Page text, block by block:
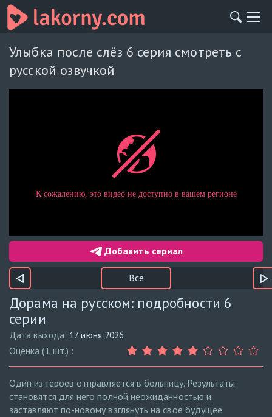
Улыбка после слёз 6 серия смотреть с
русской озвучкой
Добавить сериал
Все
Дорама на русском: подробности 6
серии
Дата выхода: 17 июня 2026
Оценка (1 шт.) :
Один из героев отправляется в больницу. Результаты
становятся для него полной неожиданностью и
заставляют по-новому взглянуть на своё будущее.